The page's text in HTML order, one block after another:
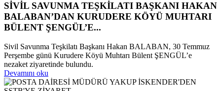
SİVİL SAVUNMA TEŞKİLATI BAŞKANI HAKAN
BALABAN’DAN KURUDERE KÖYÜ MUHTARI
BÜLENT ŞENGÜL’E...
Sivil Savunma Teşkilatı Başkanı Hakan BALABAN, 30 Temmuz
Perşembe günü Kurudere Köyü Muhtarı Bülent ŞENGÜL’e
nezaket ziyaretinde bulundu.
Devamını oku